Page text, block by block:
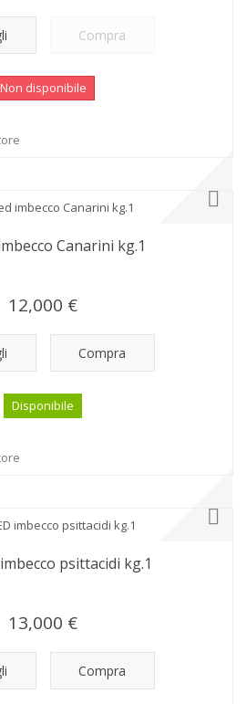
Compra
Non disponibile
Canarini kg.1
12,000 €
Compra
Disponibile
psittacidi kg.1
13,000 €
Compra